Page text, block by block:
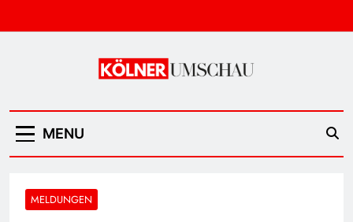
to
Kölner Umschau
MENU
MELDUNGEN